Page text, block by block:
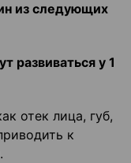
из следующих
развиваться у 1
отек лица, губ,
к